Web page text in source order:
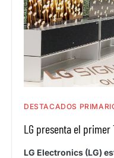
DESTACADOS
LG presenta el primer
LG Electronics (LG)